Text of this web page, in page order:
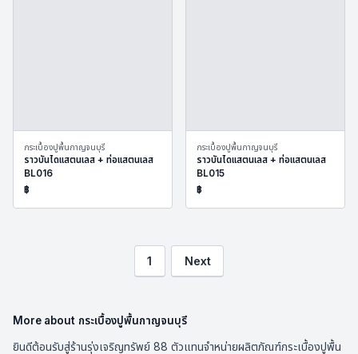
กระเบื้องปูพื้นกาญจนบุรี
ราวบันไดแสตนเลส + ท่อแสตนเลส
BL016
฿
กระเบื้องปูพื้นกาญจนบุรี
ราวบันไดแสตนเลส + ท่อแสตนเลส
BL015
฿
1 Next
More about กระเบื้องปูพื้นกาญจนบุรี
ยินดีต้อนรับสู่ร้านรุ่งเจริญทรัพย์ 88 ตัวแทนจำหน่ายผลิตภัณฑ์กระเบื้องปูพื้น